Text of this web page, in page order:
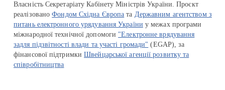
Власність Секретаріату Кабінету Міністрів України. Проєкт
реалізованоФондом Східна Європа та Державним агентством з
питань електронного урядування України у межах програми
міжнародної технічної допомоги "Електронне врядування
задля підзвітності влади та участі громади" (EGAP), за
фінансової підтримкиШвейцарської агенції розвитку та
співробітництва